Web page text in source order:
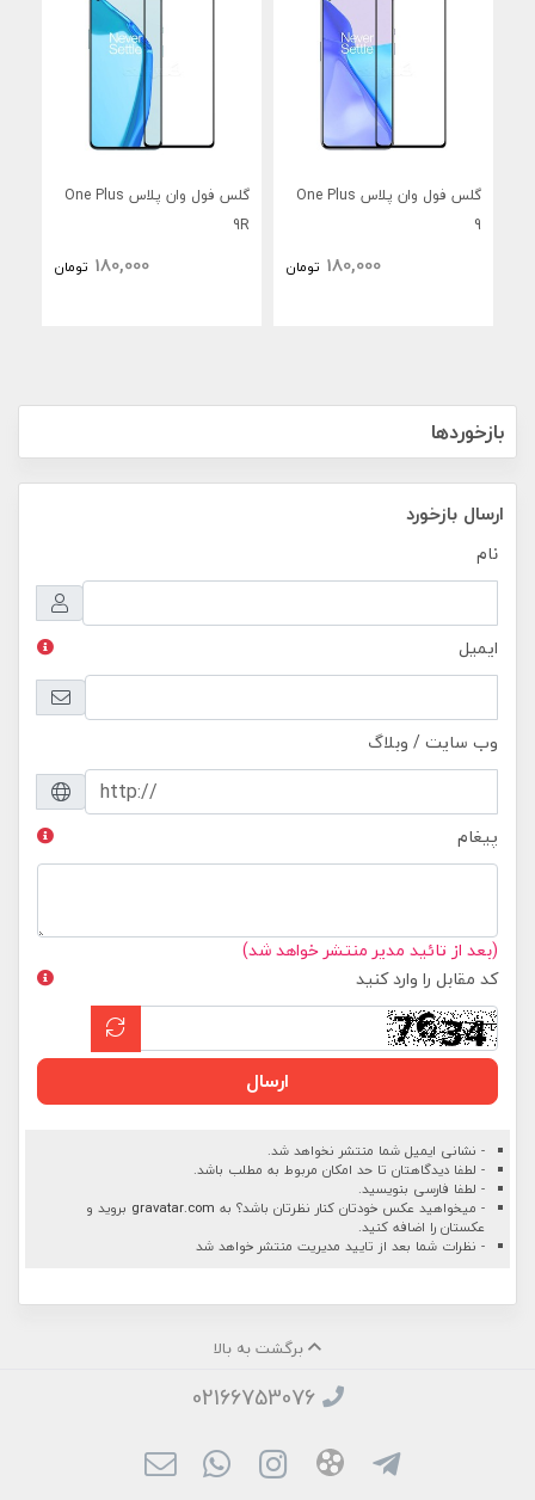
گلس فول وان پلاس One Plus
9
180,000 تومان
گلس فول وان پلاس One Plus
9R
180,000 تومان
بازخوردها
ارسال بازخورد
نام
ایمیل
وب سایت / وبلاگ
پیغام
(بعد از تائید مدیر منتشر خواهد شد)
کد مقابل را وارد کنید
ارسال
- نشانی ایمیل شما منتشر نخواهد شد.
- لطفا دیدگاهتان تا حد امکان مربوط به مطلب باشد.
- لطفا فارسی بنویسید.
- میخواهید عکس خودتان کنار نظرتان باشد؟ به gravatar.com بروید و
عکستان را اضافه کنید.
- نظرات شما بعد از تایید مدیریت منتشر خواهد شد
برگشت به بالا
02166753076